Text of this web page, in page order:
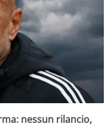
nessun rilancio,